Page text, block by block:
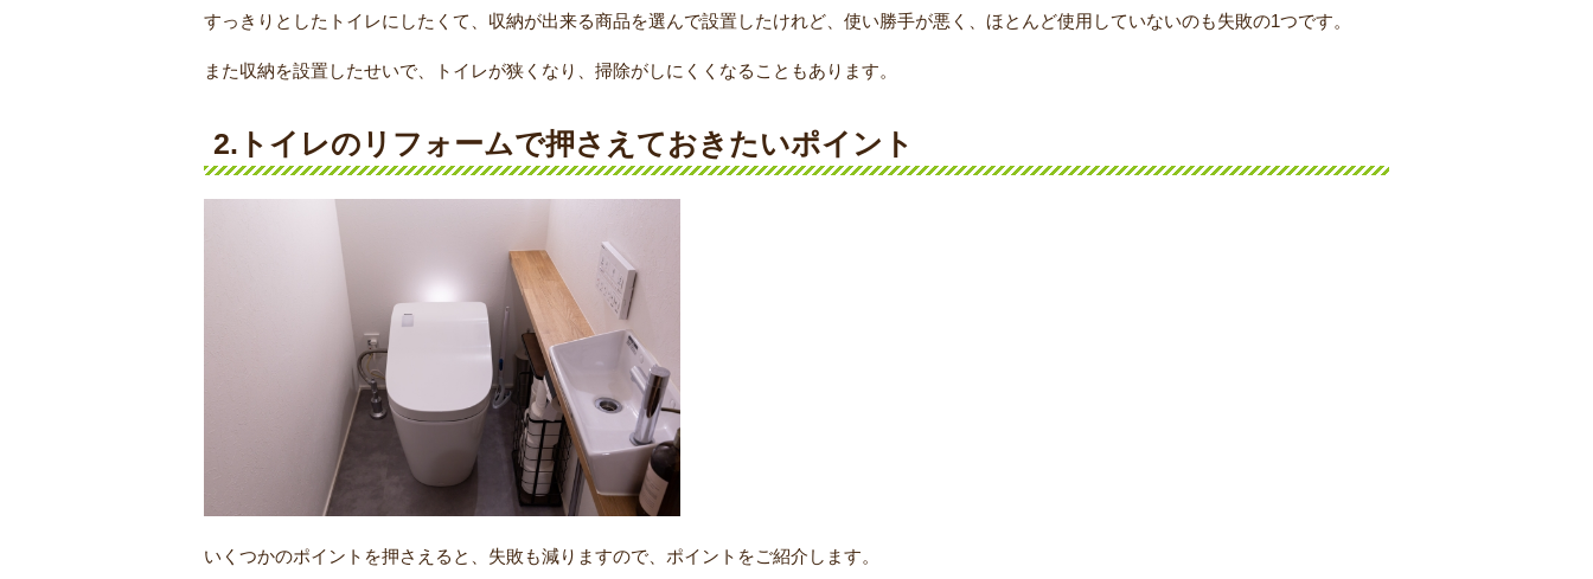
すっきりとしたトイレにしたくて、収納が出来る商品を選んで設置したけれど、使い勝手が悪く、ほとんど使用していないのも失敗の1つです。
また収納を設置したせいで、トイレが狭くなり、掃除がしにくくなることもあります。
2.トイレのリフォームで押さえておきたいポイント
いくつかのポイントを押さえると、失敗も減りますので、ポイントをご紹介します。